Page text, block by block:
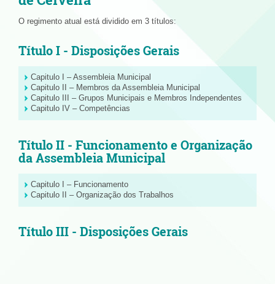
O regimento atual está dividido em 3 títulos:
Título I - Disposições Gerais
Capitulo I – Assembleia Municipal
Capitulo II – Membros da Assembleia Municipal
Capitulo III – Grupos Municipais e Membros Independentes
Capitulo IV – Competências
Título II - Funcionamento e Organização
da Assembleia Municipal
Capitulo I – Funcionamento
Capitulo II – Organização dos Trabalhos
Título III - Disposições Gerais